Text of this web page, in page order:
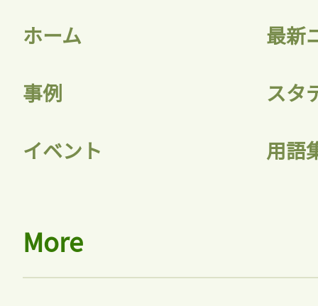
ホーム 最新
事例 スタ
イベント 用語
More